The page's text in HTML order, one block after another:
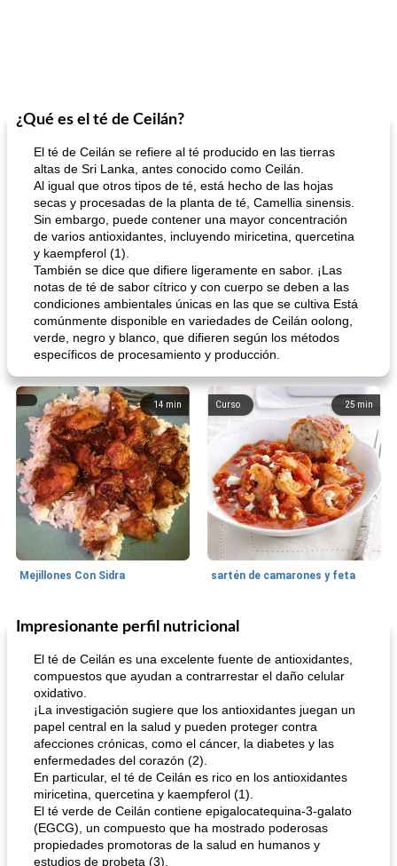
¿Qué es el té de Ceilán?
El té de Ceilán se refiere al té producido en las tierras
altas de Sri Lanka, antes conocido como Ceilán.
Al igual que otros tipos de té, está hecho de las hojas
secas y procesadas de la planta de té, Camellia sinensis.
Sin embargo, puede contener una mayor concentración
de varios antioxidantes, incluyendo miricetina, quercetina
y kaempferol (1).
También se dice que difiere ligeramente en sabor. ¡Las
notas de té de sabor cítrico y con cuerpo se deben a las
condiciones ambientales únicas en las que se cultiva Está
comúnmente disponible en variedades de Ceilán oolong,
verde, negro y blanco, que difieren según los métodos
específicos de procesamiento y producción.
14 min
Mejillones Con Sidra
25 min
Curso
sartén de camarones y feta
80 min
Sopas, Guisos Y Chili
sopa de lentejas negras del chef john
Bollos
Impresionante perfil nutricional
El té de Ceilán es una excelente fuente de antioxidantes,
compuestos que ayudan a contrarrestar el daño celular
oxidativo.
¡La investigación sugiere que los antioxidantes juegan un
papel central en la salud y pueden proteger contra
afecciones crónicas, como el cáncer, la diabetes y las
enfermedades del corazón (2).
En particular, el té de Ceilán es rico en los antioxidantes
miricetina, quercetina y kaempferol (1).
El té verde de Ceilán contiene epigalocatequina-3-galato
(EGCG), un compuesto que ha mostrado poderosas
propiedades promotoras de la salud en humanos y
estudios de probeta (3).